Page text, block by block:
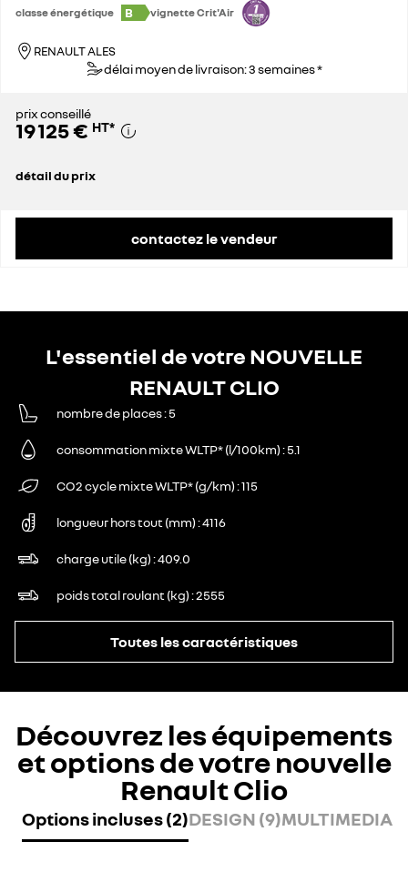
classe énergétique B vignette Crit'Air
RENAULT ALES
délai moyen de livraison: 3 semaines *
prix conseillé
19 125 € HT*
détail du prix
contactez le vendeur
L'essentiel de votre NOUVELLE
RENAULT CLIO
nombre de places 5
consommation mixte WLTP* (l/100km) 5.1
CO2 cycle mixte WLTP* (g/km) 115
longueur hors tout (mm) 4116
charge utile (kg) 409.0
poids total roulant (kg) 2555
Toutes les caractéristiques
Découvrez les équipements
et options de votre nouvelle
Renault Clio
Options incluses (2)DESIGN (9)MULTIMEDIA